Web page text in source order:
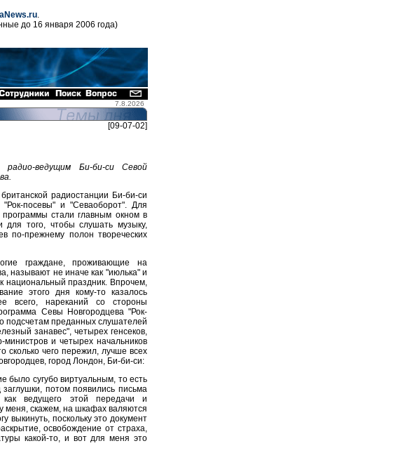
.
до 16 января 2006 года)
7.8.2026
[09-07-02]
ведущим Би-би-си Севой
радиостанции Би-би-си
посевы" и "Севаоборот". Для
стали главным окном в
для того, чтобы слушать музыку,
по-прежнему полон твореческих
граждане, проживающие на
называют не иначе как "июлька" и
национальный праздник. Впрочем,
этого дня кому-то казалось
всего, нареканий со стороны
Севы Новгородцева "Рок-
подсчетам преданных слушателей
занавес", четырех генсеков,
министров и четырех начальников
сколько чего пережил, лучше всех
город Лондон, Би-би-си:
было сугубо виртуальным, то есть
потом появились письма
ведущего этой передачи и
меня, скажем, на шкафах валяются
выкинуть, поскольку это документ
освобождение от страха,
какой-то, и вот для меня это